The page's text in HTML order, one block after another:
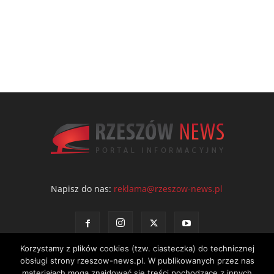
Napisz do nas: reklama@rzeszow-news.pl
Korzystamy z plików cookies (tzw. ciasteczka) do technicznej
obsługi strony rzeszow-news.pl. W publikowanych przez nas